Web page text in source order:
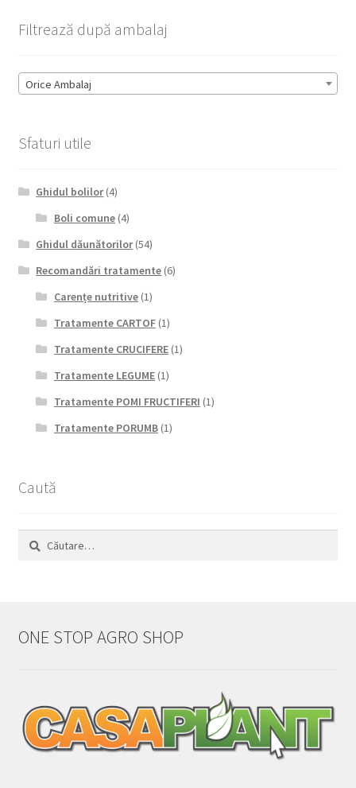
Filtrează după ambalaj
Orice Ambalaj
Sfaturi utile
Ghidul bolilor(4)
Boli comune(4)
Ghidul dăunătorilor(54)
Recomandări tratamente (6)
Carențe nutritive(1)
Tratamente CARTOF(1)
Tratamente CRUCIFERE(1)
Tratamente LEGUME(1)
Tratamente POMI FRUCTIFERI (1)
Tratamente PORUMB(1)
Caută
Caută
ONE STOP AGRO SHOP